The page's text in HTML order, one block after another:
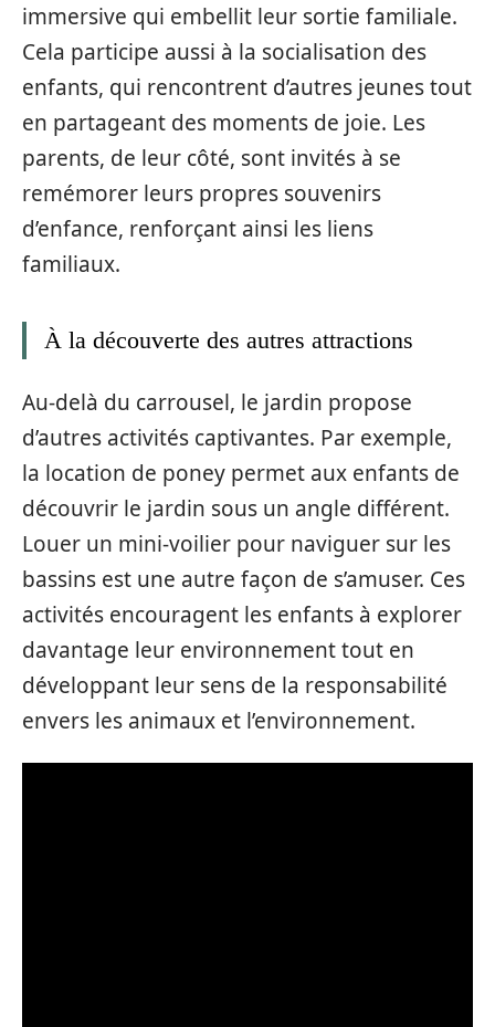
immersive qui embellit leur sortie familiale.
Cela participe aussi à la socialisation des
enfants, qui rencontrent d’autres jeunes tout
en partageant des moments de joie. Les
parents, de leur côté, sont invités à se
remémorer leurs propres souvenirs
d’enfance, renforçant ainsi les liens
familiaux.
À la découverte des autres attractions
Au-delà du carrousel, le jardin propose
d’autres activités captivantes. Par exemple,
la location de poney permet aux enfants de
découvrir le jardin sous un angle différent.
Louer un mini-voilier pour naviguer sur les
bassins est une autre façon de s’amuser. Ces
activités encouragent les enfants à explorer
davantage leur environnement tout en
développant leur sens de la responsabilité
envers les animaux et l’environnement.